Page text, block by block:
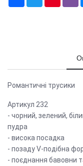
Романтичні трусики
Артикул 232
- чорний, зелений,
пудра
- висока посадка
- позаду V-подібна
- поєднання бавовни